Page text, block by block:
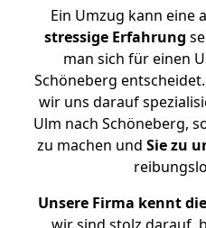
Ein Umzug kann eine
stressige Erfahrung
man sich für einen
Schöneberg
wir uns darauf
Ulm nach Schöneberg,
zu machen und Sie zu
Unsere Firma kennt